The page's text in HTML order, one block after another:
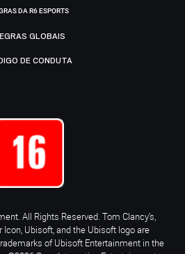
DA R6 ESPORTS
GLOBAIS
DE CONDUTA
All Rights Reserved. Tom Clancy’s,
Icon, Ubisoft, and the Ubisoft logo are
of Ubisoft Entertainment in the